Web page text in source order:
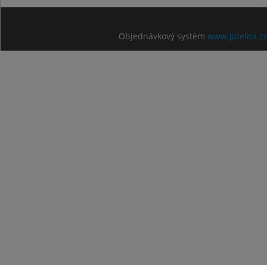
Objednávkový systém www.jidelna.cz